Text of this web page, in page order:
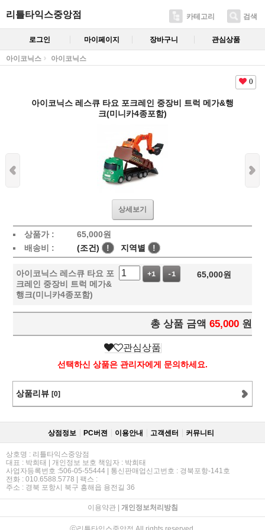
리틀타익스중앙점 카테고리 검색
로그인 마이페이지 장바구니 관심상품
아이코닉스 아이코닉스
0
아이코닉스 레스큐 타요 포크레인 중장비 트럭 메가&행
크(미니카4종포함)
상세보기
상품가 : 65,000원
배송비 :
(조건) ! 지역별 !
아이코닉스 레스큐 타요 포
크레인 중장비 트럭 메가&
행크(미니카4종포함)
+1 -1 65,000원
총 상품 금액 65,000 원
관심상품
선택하신 상품은 관리자에게 문의하세요.
상품리뷰 [0]
상점정보 PC버젼 이용안내 고객센터 커뮤니티
상호명 : 리틀타익스중앙점
대표 : 박희태 | 개인정보 보호 책임자 : 박희태
사업자등록번호 :506-05-55444 | 통신판매업신고번호 : 경북포항-141호
전화 : 010.6588.5778 | 팩스 :
주소 : 경북 포항시 북구 흥해읍 용전길 36
이용약관| 개인정보처리방침